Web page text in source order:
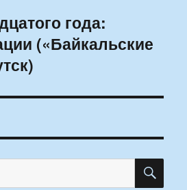
года:
(«Байкальские